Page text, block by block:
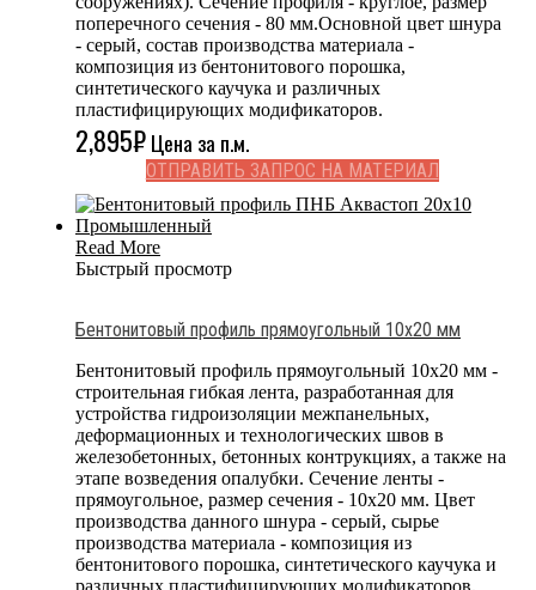
поперечного сечения - 80 мм.Основной цвет шнура
- серый, состав производства материала -
композиция из бентонитового порошка,
синтетического каучука и различных
пластифицирующих модификаторов.
2,895₽Цена за п.м.
ОТПРАВИТЬ ЗАПРОС НА МАТЕРИАЛ
Read More
Быстрый просмотр
Бентонитовый профиль прямоугольный 10х20 мм
Бентонитовый профиль прямоугольный 10х20 мм -
строительная гибкая лента, разработанная для
устройства гидроизоляции межпанельных,
деформационных и технологических швов в
железобетонных, бетонных контрукциях, а также на
этапе возведения опалубки. Сечение ленты -
прямоугольное, размер сечения - 10x20 мм. Цвет
производства данного шнура - серый, сырье
производства материала - композиция из
бентонитового порошка, синтетического каучука и
различных пластифицирующих модификаторов.